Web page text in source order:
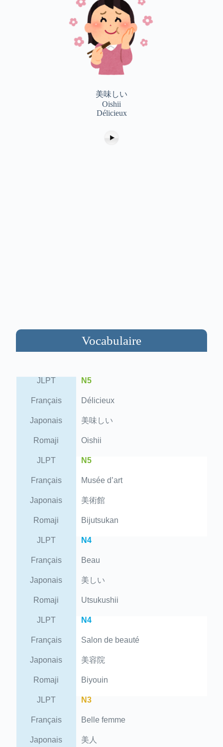
美味しい
Oishii
Délicieux
Vocabulaire
JLPT N5
Français Délicieux
Japonais 美味しい
Romaji Oishii
JLPT N5
Français Musée d’art
Japonais 美術館
Romaji Bijutsukan
JLPT N4
Français Beau
Japonais 美しい
Romaji Utsukushii
JLPT N4
Français Salon de beauté
Japonais 美容院
Romaji Biyouin
JLPT N3
Français Belle femme
Japonais 美人